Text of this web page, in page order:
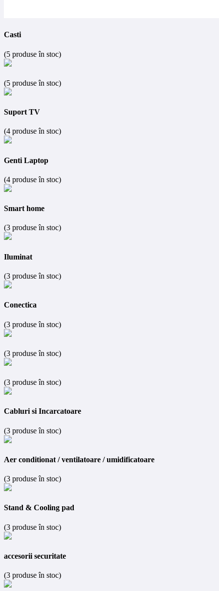
Casti
(5 produse în stoc)
(5 produse în stoc)
Suport TV
(4 produse în stoc)
Genti Laptop
(4 produse în stoc)
Smart home
(3 produse în stoc)
Iluminat
(3 produse în stoc)
Conectica
(3 produse în stoc)
(3 produse în stoc)
(3 produse în stoc)
Cabluri si Incarcatoare
(3 produse în stoc)
Aer conditionat / ventilatoare / umidificatoare
(3 produse în stoc)
Stand & Cooling pad
(3 produse în stoc)
accesorii securitate
(3 produse în stoc)